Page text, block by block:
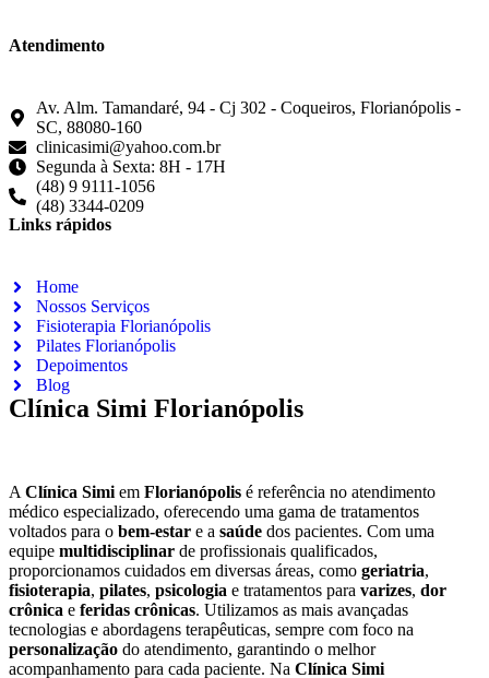
Atendimento
Av. Alm. Tamandaré, 94 - Cj 302 - Coqueiros, Florianópolis -
SC, 88080-160
clinicasimi@yahoo.com.br
Segunda à Sexta: 8H - 17H
(48) 9 9111-1056
(48) 3344-0209
Links rápidos
Home
Nossos Serviços
Fisioterapia Florianópolis
Pilates Florianópolis
Depoimentos
Blog
Clínica Simi Florianópolis
A Clínica Simi em Florianópolis é referência no atendimento
médico especializado, oferecendo uma gama de tratamentos
voltados para o bem-estar e a saúde dos pacientes. Com uma
equipe multidisciplinar de profissionais qualificados,
proporcionamos cuidados em diversas áreas, como geriatria,
fisioterapia, pilates, psicologia e tratamentos para varizes, dor
crônica e feridas crônicas. Utilizamos as mais avançadas
tecnologias e abordagens terapêuticas, sempre com foco na
personalização do atendimento, garantindo o melhor
acompanhamento para cada paciente. Na Clínica Simi